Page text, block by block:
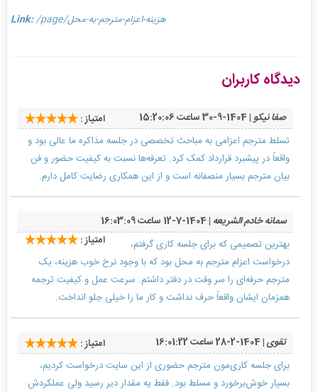
Link: /page/هزینه-اعزام-مترجم-به-محل
دیدگاه کاربران
صفا نیکو| 1404-9-30 ساعت 15:20:06
امتیاز :
تسلط مترجم اعزامی به مباحث تخصصی در جلسه مذاکره ما عالی بود و
واقعاً در پیشبرد قرارداد کمک کرد. تعرفه‌ها نسبت به کیفیت حضور و فن
بیان مترجم بسیار منصفانه است و از این همکاری رضایت کامل دارم.
سمانه خادم الشریعه | 1404-7-12 ساعت 16:03:09
امتیاز :
بهترین تصمیمی که برای جلسه کاری گرفتم،
درخواست اعزام مترجم به محل بود که با وجود نرخ خوب هزینه، یک
مترجم حرفه‌ای را سر وقت در دفتر داشتم. سرعت عمل و کیفیت ترجمه
همزمان ایشان واقعاً حرف نداشت و کار ما را خیلی جلو انداخت.
تقوی| 1404-2-28 ساعت 16:01:22
امتیاز :
برای جلسه کاری‌مون مترجم حضوری از این سایت درخواست کردیم،
بسیار خوش‌برخورد و مسلط بود. فقط یه مقدار دیر رسید ولی عملکردش